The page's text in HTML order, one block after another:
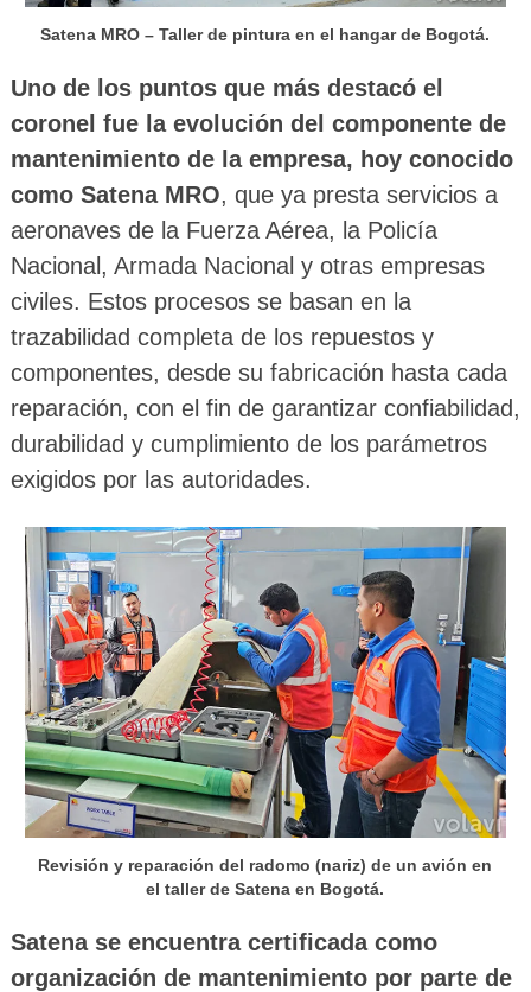
Satena MRO – Taller de pintura en el hangar de Bogotá.
Uno de los puntos que más destacó el
coronel fue la evolución del componente de
mantenimiento de la empresa, hoy conocido
como Satena MRO, que ya presta servicios a
aeronaves de la Fuerza Aérea, la Policía
Nacional, Armada Nacional y otras empresas
civiles. Estos procesos se basan en la
trazabilidad completa de los repuestos y
componentes, desde su fabricación hasta cada
reparación, con el fin de garantizar confiabilidad,
durabilidad y cumplimiento de los parámetros
exigidos por las autoridades.
Revisión y reparación del radomo (nariz) de un avión en
el taller de Satena en Bogotá.
Satena se encuentra certificada como
organización de mantenimiento por parte de